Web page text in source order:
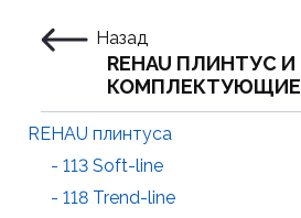
Назад
REHAU ПЛИНТУС И
КОМПЛЕКТУЮЩИЕ
REHAU плинтуса
- 113 Soft-line
- 118 Trend-line